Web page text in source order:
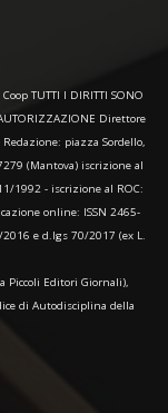
TUTTI I DIRITTI SONO
Direttore
piazza Sordello,
(Mantova) iscrizione al
1992 - iscrizione al ROC:
online: ISSN 2465-
e d.lgs 70/2017 (ex L.
Piccoli Editori Giornali),
di Autodisciplina della